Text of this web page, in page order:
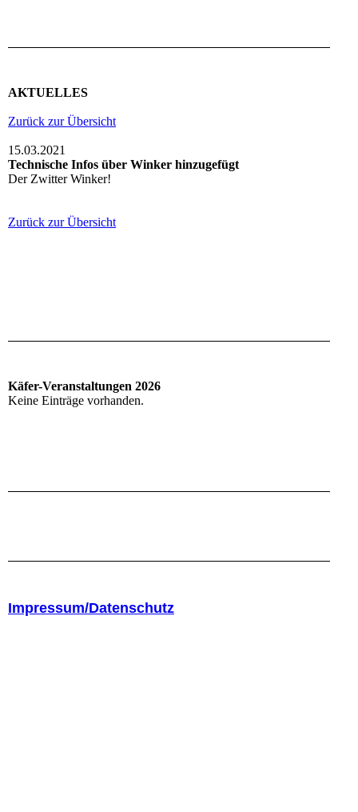
AKTUELLES
Zurück zur Übersicht
15.03.2021
Technische Infos über Winker hinzugefügt
Der Zwitter Winker!
Zurück zur Übersicht
Käfer-Veranstaltungen 2026
Keine Einträge vorhanden.
Impressum/Datenschutz